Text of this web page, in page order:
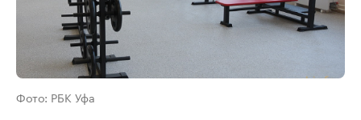
Фото: РБК Уфа